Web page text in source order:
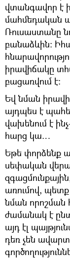
վտանգավոր է
մահմեդական
Ռուսաստանը
բանաձևին։
իրավիճակը
բացառվում է։
Եվ նման
այդպես է
վախենում է
հարց կա…
Եթե փորձենք
սեփական
առումով,
նման
ժամանակ է
այդ էլ
դեռ չեն